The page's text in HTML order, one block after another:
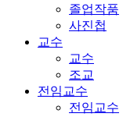
졸업작품
사진첩
교수
교수
조교
전임교수
전임교수